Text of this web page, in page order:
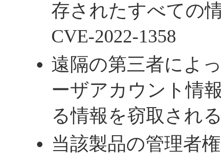
存されたすべての
CVE-2022-1358
遠隔の第三者によ
ーザアカウント情
る情報を窃取され
当該製品の管理者